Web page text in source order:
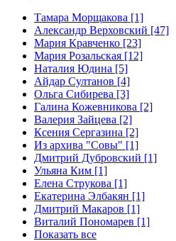
Тамара Морщакова [1]
Александр Верховский [47]
Мария Кравченко [23]
Мария Розальская [12]
Наталия Юдина [5]
Айдар Султанов [4]
Ольга Сибирева [3]
Галина Кожевникова [2]
Валерия Зайцева [2]
Ксения Сергазина [2]
Из архива "Совы" [1]
Дмитрий Дубровский [1]
Ульяна Ким [1]
Елена Струкова [1]
Екатерина Элбакян [1]
Дмитрий Макаров [1]
Виталий Пономарев [1]
Показать все